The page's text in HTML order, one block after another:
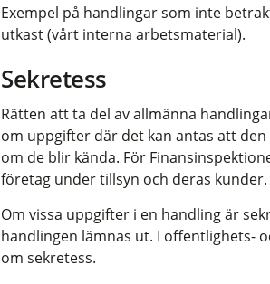
Exempel på handlingar som inte
utkast (vårt interna arbetsmaterial).
Sekretess
Rätten att ta del av allmänna
om uppgifter där det kan antas att
om de blir kända. För
företag under tillsyn och deras kunder.
Om vissa uppgifter i en handling är
handlingen lämnas ut. I offentlighets-
om sekretess.